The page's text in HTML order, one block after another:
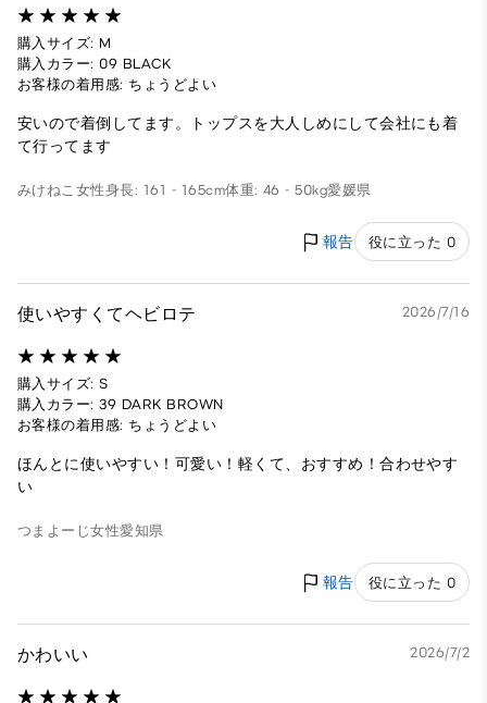
購入サイズ: M
購入カラー: 09 BLACK
お客様の着用感: ちょうどよい
安いので着倒してます。トップスを大人しめにして会社にも着
て行ってます
みけねこ 女性身長: 161 - 165cm体重: 46 - 50kg愛媛県
報告 役に立った 0
使いやすくてヘビロテ 2026/7/16
購入サイズ: S
購入カラー: 39 DARK BROWN
お客様の着用感: ちょうどよい
ほんとに使いやすい！可愛い！軽くて、おすすめ！合わせやす
い
つまよーじ女性愛知県
報告 役に立った 0
かわいい 2026/7/2